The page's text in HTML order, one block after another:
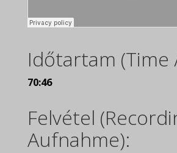
Időtartam (Time
70:46
Felvétel
Aufnahme):